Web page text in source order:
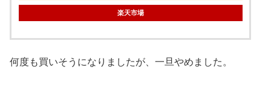
楽天市場
何度も買いそうになりましたが、一旦やめました。